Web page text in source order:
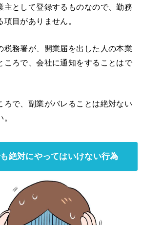
主として登録するものなので、勤務
目がありません。
税務署が、開業届を出した人の本業
ころで、会社に通知をすることはで
ろで、副業がバレることは絶対ない
絶対にやってはいけない行為